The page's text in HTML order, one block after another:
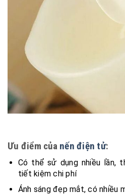
Ưu điểm của nến điện tử:
Có thể sử dụng nhiều lần,
tiết kiệm chi phí
Ánh sáng đẹp mắt, có nhiều